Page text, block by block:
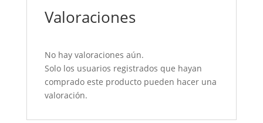
Valoraciones
No hay valoraciones aún.
Solo los usuarios registrados que hayan
comprado este producto pueden hacer una
valoración.